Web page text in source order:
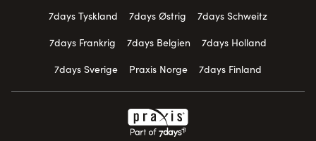
7days Tyskland 7days Østrig
7days Schweitz
7days Frankrig
7days Belgien
7days Holland
7days Sverige
Praxis Norge 7days Finland